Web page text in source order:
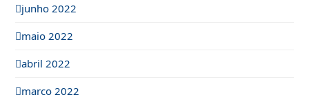
junho 2022
maio 2022
abril 2022
março 2022